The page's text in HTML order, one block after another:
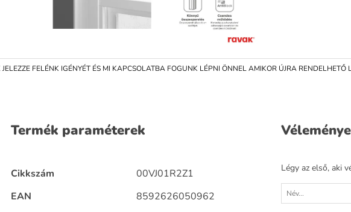
FELÉNK IGÉNYÉT ÉS MI KAPCSOLATBA FOGUNK LÉPNI ÖNNEL AMIKOR ÚJRA RENDELHETŐ
Termék paraméterek
Cikkszám
00VJ01R2Z1
EAN
8592626050962
Légy az első, aki